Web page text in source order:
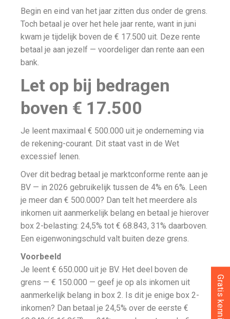
Begin en eind van het jaar zitten dus onder de grens.
Toch betaal je over het hele jaar rente, want in juni
kwam je tijdelijk boven de € 17.500 uit. Deze rente
betaal je aan jezelf — voordeliger dan rente aan een
bank.
Let op bij bedragen
boven € 17.500
Je leent maximaal € 500.000 uit je onderneming via
de rekening-courant. Dit staat vast in de Wet
excessief lenen.
Over dit bedrag betaal je marktconforme rente aan je
BV — in 2026 gebruikelijk tussen de 4% en 6%. Leen
je meer dan € 500.000? Dan telt het meerdere als
inkomen uit aanmerkelijk belang en betaal je hierover
box 2-belasting: 24,5% tot € 68.843, 31% daarboven.
Een eigenwoningschuld valt buiten deze grens.
Voorbeeld
Je leent € 650.000 uit je BV. Het deel boven de
grens — € 150.000 — geef je op als inkomen uit
aanmerkelijk belang in box 2. Is dit je enige box 2-
inkomen? Dan betaal je 24,5% over de eerste €